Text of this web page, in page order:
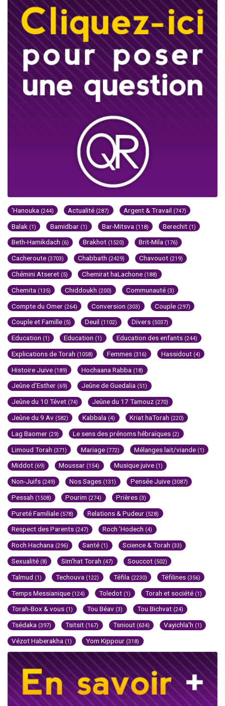
'Hanouka (244) Actualité (287) Argent & Travail (747)
Balak (1) Bamidbar (1) Bar-Mitsva (118) Berechit (1)
Beth-Hamikdach (6) Brakhot (1520) Brit-Mila (176)
Cacheroute (3703) Chabbath (2429) Chavouot (219)
Chémini Atseret (5) Chemirat haLachone (188)
Chemita (135) Chiddoukh (200) Communauté (3)
Compte du Omer (264) Conversion (303) Couple (297)
Couple et Famille (5) Deuil (1102) Divers (5037)
Education (1) Education (1) Education des enfants (244)
Explications de Torah (1058) Femmes (316) Hassidout (4)
Histoire Juive (189) Hochaana Rabba (18)
Jeûne d'Esther (69) Jeûne de Guedalia (51)
Jeûne du 10 Tévet (74) Jeûne du 17 Tamouz (270)
Jeûne du 9 Av (582) Kabbala (4) Kriat haTorah (220)
Lag Baomer (29) Le sens des prénoms hébraïques (2)
Limoud Torah (371) Mariage (772) Mélanges lait/viande (1)
Middot (69) Moussar (154) Musique juive (1)
Non-Juifs (249) Nos Sages (131) Pensée Juive (3087)
Pessah (1508) Pourim (274) Prières (3)
Pureté Familiale (578) Relations & Pudeur (528)
Respect des Parents (247) Roch 'Hodech (4)
Roch Hachana (296) Santé (1) Science & Torah (33)
Sexualité (8) Sim'hat Torah (47) Souccot (502)
Talmud (1) Techouva (122) Téfila (2230) Téfilines (356)
Temps Messianique (124) Toledot (1) Torah et société (1)
Torah-Box & vous (1) Tou Béav (3) Tou Bichvat (24)
Tsédaka (397) Tsitsit (167) Tsniout (634) Vayichla'h (1)
Vézot Haberakha (1) Yom Kippour (318)